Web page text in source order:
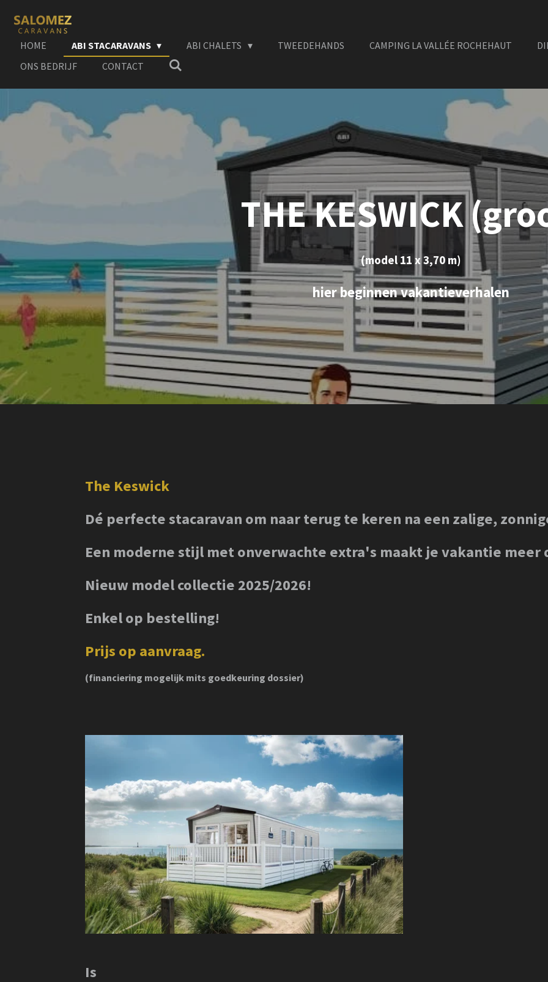
direct
naar
hoofdinhoud
HOME ABI STACARAVANS ABI CHALETS TWEEDEHANDS CAMPING LA VALLÉE ROCHEHAUT
ONS BEDRIJF
CONTACT
THE KESWICK
(model 11 x 3,70 m)
hier beginnen vakantieverhalen
The Keswick
Dé perfecte stacaravan om naar terug te keren na een zalige,
Een moderne stijl met onverwachte extra's maakt je vakantie meer
Nieuw model collectie 2025/2026!
Enkel op bestelling!
Prijs op aanvraag.
(financiering mogelijk mits goedkeuring dossier)
Is